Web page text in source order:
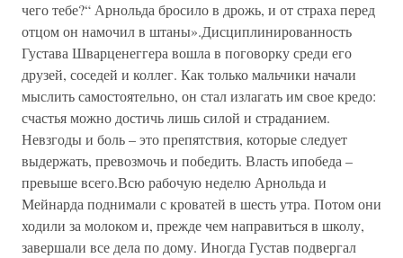
чего тебе?“ Арнольда бросило в дрожь, и от страха перед
отцом он намочил в штаны».Дисциплинированность
Густава Шварценеггера вошла в поговорку среди его
друзей, соседей и коллег. Как только мальчики начали
мыслить самостоятельно, он стал излагать им свое кредо:
счастья можно достичь лишь силой и страданием.
Невзгоды и боль – это препятствия, которые следует
выдержать, превозмочь и победить. Власть ипобеда –
превыше всего.Всю рабочую неделю Арнольда и
Мейнарда поднимали с кроватей в шесть утра. Потом они
ходили за молоком и, прежде чем направиться в школу,
завершали все дела по дому. Иногда Густав подвергал